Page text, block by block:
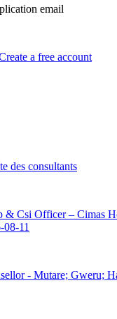
email
a free account
des consultants
& Csi Officer – Cimas
11
- Mutare; Gweru;